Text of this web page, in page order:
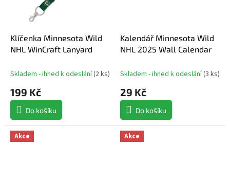
Klíčenka Minnesota Wild
NHL WinCraft Lanyard
Skladem - ihned k odeslání(2 ks)
199 Kč
Do košíku
Kalendář Minnesota Wild
NHL 2025 Wall Calendar
Skladem - ihned k odeslání(3 ks)
29 Kč
Do košíku
Akce Akce